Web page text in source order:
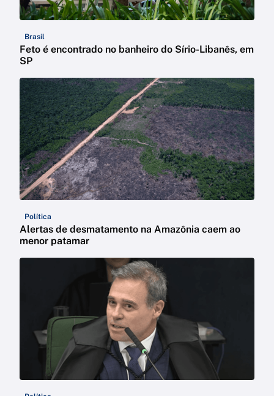
Brasil
Feto é encontrado no banheiro do Sírio-Libanês, em
SP
Política
Alertas de desmatamento na Amazônia caem ao
menor patamar